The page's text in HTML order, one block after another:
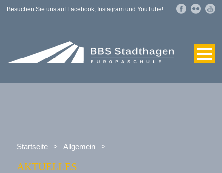
Besuchen Sie uns auf Facebook, Instagram und YouTube!
Startseite > Allgemein >
AKTUELLES